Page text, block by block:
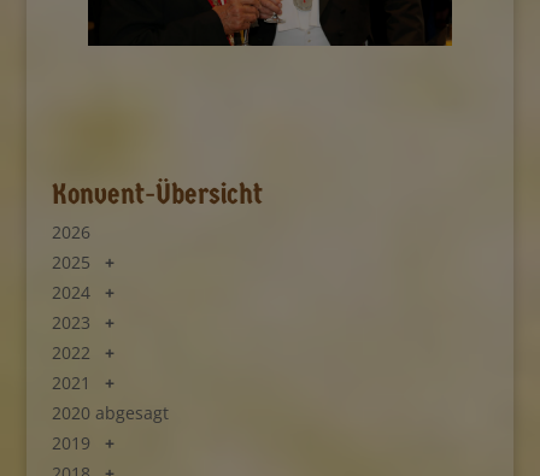
Konvent-Übersicht
2026
2025
2024
2023
2022
2021
2020 abgesagt
2019